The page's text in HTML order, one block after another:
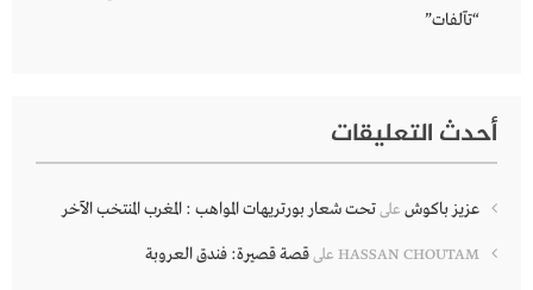
“تآلفات”
أحدث التعليقات
عزيز باكوش علىتحت شعار بورتريهات المواهب : المغرب المنتخب الآخر
HASSAN CHOUTAM علىقصة قصيرة: فندق العروبة